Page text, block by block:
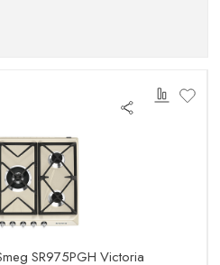
SR975PGH Victoria